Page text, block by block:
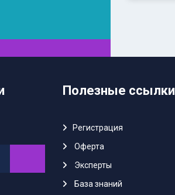
Полезные ссылки
Регистрация
Oферта
Эксперты
База знаний